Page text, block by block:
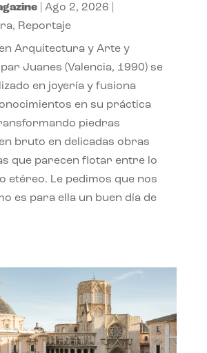
| Ago 2, 2026
, Reportaje
Arquitectura y Arte y
Juanes (Valencia, 1990) se
en joyería y fusiona
en su práctica
piedras
bruto en delicadas obras
que parecen flotar entre lo
etéreo. Le pedimos que nos
es para ella un buen día de